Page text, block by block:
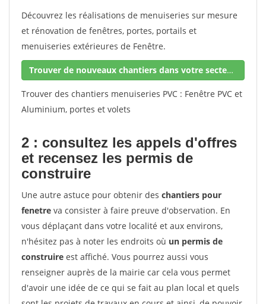
Découvrez les réalisations de menuiseries sur mesure
et rénovation de fenêtres, portes, portails et
menuiseries extérieures de Fenêtre.
Trouver de nouveaux chantiers dans votre secteur !
Trouver des chantiers menuiseries PVC : Fenêtre PVC et
Aluminium, portes et volets
2 : consultez les appels d'offres
et recensez les permis de
construire
Une autre astuce pour obtenir des chantiers pour
fenetre va consister à faire preuve d'observation. En
vous déplaçant dans votre localité et aux environs,
n'hésitez pas à noter les endroits où un permis de
construire est affiché. Vous pourrez aussi vous
renseigner auprès de la mairie car cela vous permet
d'avoir une idée de ce qui se fait au plan local et quels